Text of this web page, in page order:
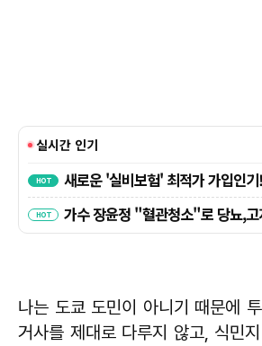
나는 도쿄 도민이 아니기 때문에
거사를 제대로 다루지 않고, 식민